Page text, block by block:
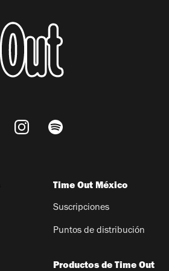
Time Out México
Suscripciones
Puntos de distribución
Productos de Time Out